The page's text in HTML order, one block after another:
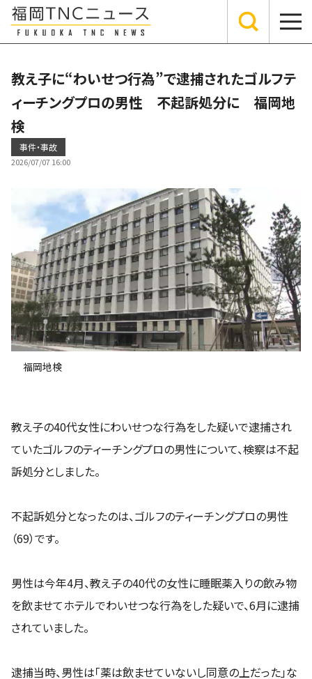
教え子に“わいせつ行為”で逮捕されたゴルフテ
ィーチングプロの男性 不起訴処分に 福岡地
検
事件・事故
2026/07/07 16:00
福岡地検
教え子の40代女性にわいせつな行為をした疑いで逮捕され
ていたゴルフのティーチングプロの男性について、検察は不起
訴処分としました。
不起訴処分となったのは、ゴルフのティーチングプロの男性
（69）です。
男性は今年4月、教え子の40代の女性に睡眠薬入りの飲み物
を飲ませてホテルでわいせつな行為をした疑いで、6月に逮捕
されていました。
逮捕当時、男性は「薬は飲ませていないし同意の上だった」な